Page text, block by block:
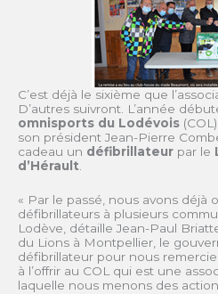
C’est déjà le sixième que
D’autres suivront. L’année
omnisports du Lodévois
son président Jean-Pierre
cadeau un défibrillateur par le
d’Hérault.
« Par le passé, nous avons déjà
défibrillateurs à plusieurs
Lodève, détaille Jean-Paul
du Lions à Montpellier, le
défibrillateur pour nous
à l’offrir au COL qui est une
laquelle nous menons des